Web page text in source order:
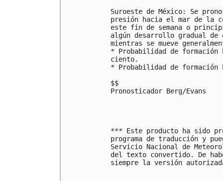
Suroeste de México: Se
presión hacia el mar de la
este fin de semana o
algún desarrollo gradual
mientras se mueve
* Probabilidad de
ciento.
* Probabilidad de
$$
Pronosticador Berg/Evans
*** Este producto ha sido
programa de traducción y
Servicio Nacional de
del texto convertido. De
siempre la versión